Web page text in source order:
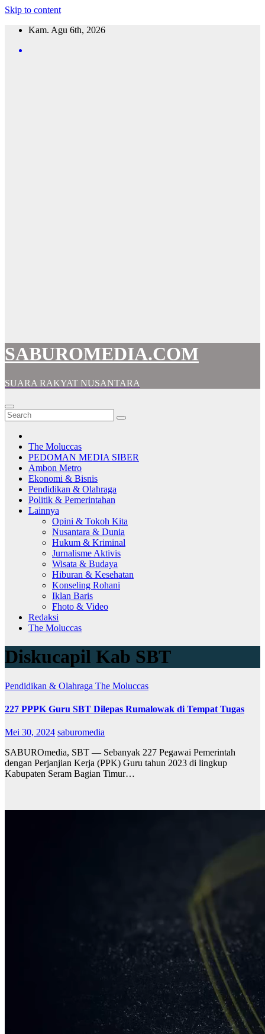
Skip to content
Kam. Agu 6th, 2026
SABUROMEDIA.COM
SUARA RAKYAT NUSANTARA
The Moluccas
PEDOMAN MEDIA SIBER
Ambon Metro
Ekonomi & Bisnis
Pendidikan & Olahraga
Politik & Pemerintahan
Lainnya
Opini & Tokoh Kita
Nusantara & Dunia
Hukum & Kriminal
Jurnalisme Aktivis
Wisata & Budaya
Hiburan & Kesehatan
Konseling Rohani
Iklan Baris
Fhoto & Video
Redaksi
The Moluccas
Diskucapil Kab SBT
Pendidikan & Olahraga The Moluccas
227 PPPK Guru SBT Dilepas Rumalowak di Tempat Tugas
Mei 30, 2024 saburomedia
SABUROmedia, SBT — Sebanyak 227 Pegawai Pemerintah
dengan Perjanjian Kerja (PPK) Guru tahun 2023 di lingkup
Kabupaten Seram Bagian Timur…